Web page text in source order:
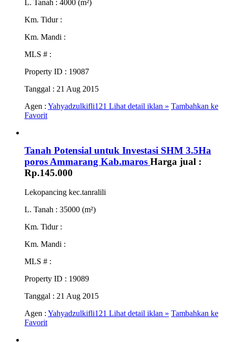
L. Tanah : 4000 (m²)
Km. Tidur :
Km. Mandi :
MLS # :
Property ID : 19087
Tanggal : 21 Aug 2015
Agen : Yahyadzulkifli121 Lihat detail iklan » Tambahkan ke
Favorit
Tanah Potensial untuk Investasi SHM 3.5Ha
poros Ammarang Kab.maros Harga jual :
Rp.145.000
Lekopancing kec.tanralili
L. Tanah : 35000 (m²)
Km. Tidur :
Km. Mandi :
MLS # :
Property ID : 19089
Tanggal : 21 Aug 2015
Agen : Yahyadzulkifli121 Lihat detail iklan » Tambahkan ke
Favorit